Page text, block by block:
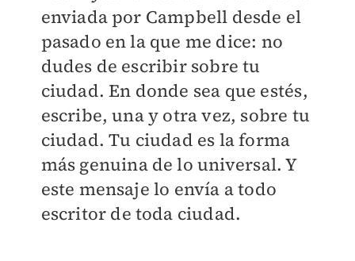
enviada por Campbell desde el
pasado en la que me dice: no
dudes de escribir sobre tu
ciudad. En donde sea que estés,
escribe, una y otra vez, sobre tu
ciudad. Tu ciudad es la forma
más genuina de lo universal. Y
este mensaje lo envía a todo
escritor de toda ciudad.